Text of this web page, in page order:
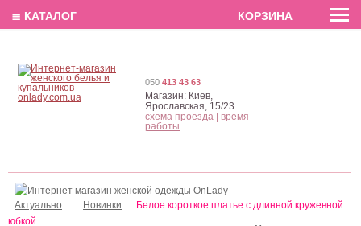
EN РУС
Актуально Новинки
Белое короткое платье с длинной кружевной
юбкой
050 413 43 63
Магазин: Киев,
Ярославская, 15/23
схема проезда
время
работы
≣ КАТАЛОГ КОРЗИНА